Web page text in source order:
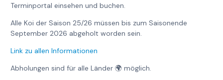
Terminportal einsehen und buchen.
Alle Koi der Saison 25/26 müssen bis zum Saisonende
September 2026 abgeholt worden sein.
Link zu allen Informationen
Abholungen sind für alle Länder 🌍 möglich.